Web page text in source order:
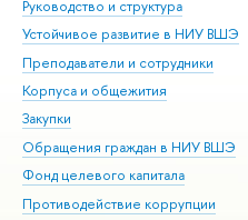
Руководство и структура
Устойчивое развитие в НИУ ВШЭ
Преподаватели и сотрудники
Корпуса и общежития
Закупки
Обращения граждан в НИУ ВШЭ
Фонд целевого капитала
Противодействие коррупции